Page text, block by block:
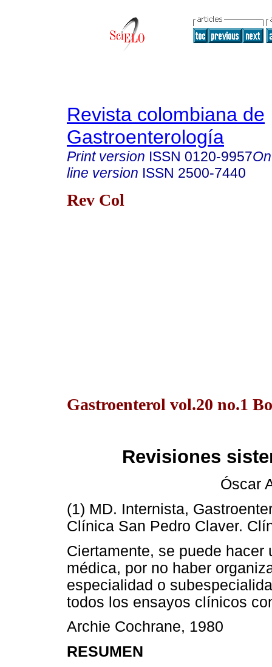
Revista colombiana de
Gastroenterología
Print version ISSN 0120-9957
line version ISSN 2500-7440
Rev Col
Gastroenterol vol.20 no.1
Revisiones
Óscar
(1) MD. Internista,
Clínica San Pedro Claver.
Ciertamente, se puede
médica, por no haber
especialidad o
todos los ensayos clínicos
Archie Cochrane, 1980
RESUMEN